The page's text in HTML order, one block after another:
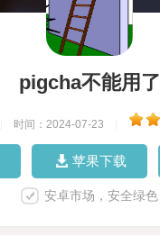
pigcha不能用了
时间：2024-07-23
苹果下载
安卓市场，安全绿色